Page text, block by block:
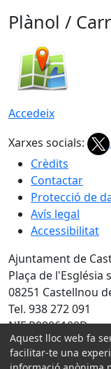
Plànol /
Accedeix
Xarxes socials:
Crèdits
Contactar
Protecció de
Avís legal
Accessibilitat
Ajuntament de
Plaça de l'Església
08251 Castellnou
Tel. 938 272 091
NIF P0806100D
Amb la
Aquest lloc web fa
facilitar-te una